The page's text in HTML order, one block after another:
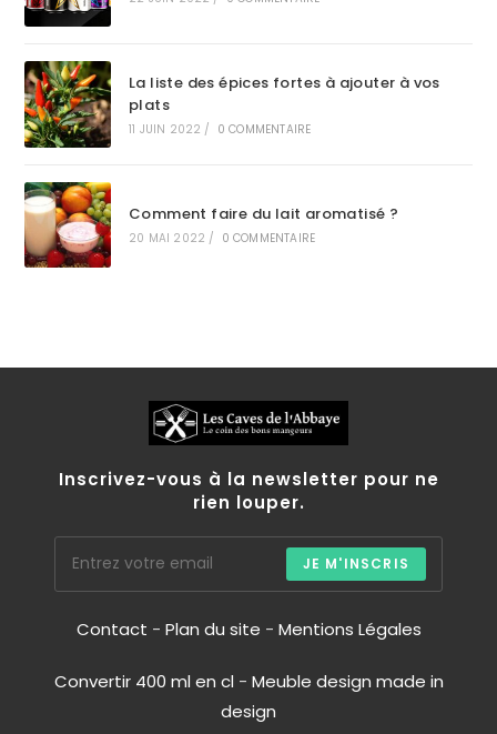
La liste des épices fortes à ajouter à vos
plats
11 JUIN 2022 / 0 COMMENTAIRE
Comment faire du lait aromatisé ?
20 MAI 2022 / 0 COMMENTAIRE
Inscrivez-vous à la newsletter pour ne
rien louper.
JE M'INSCRIS
Contact - Plan du site - Mentions Légales
Convertir 400 ml en cl - Meuble design made in
design